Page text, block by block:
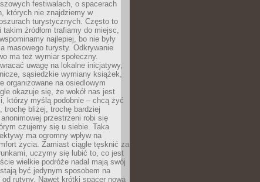
festiwalach, o spacerach
których nie znajdziemy w
turystycznych. Często to
takim źródłom trafiamy do miejsc,
najlepiej, bo nie były
masowego turysty. Odkrywanie
ma też wymiar społeczny.
uwagę na lokalne inicjatywy,
sąsiedzkie wymiany książek,
organizowane na osiedlowym
okazuje się, że wokół nas jest
którzy myślą podobnie – chcą żyć
trochę bliżej, trochę bardziej
przestrzeni robi się
czujemy się u siebie. Taka
ma ogromny wpływ na
życia. Zamiast ciągle tęsknić za
uczymy się lubić to, co jest
wielkie podróże nadal mają swój
być jedynym sposobem na
od rutyny. Nawet krótki spacer nową